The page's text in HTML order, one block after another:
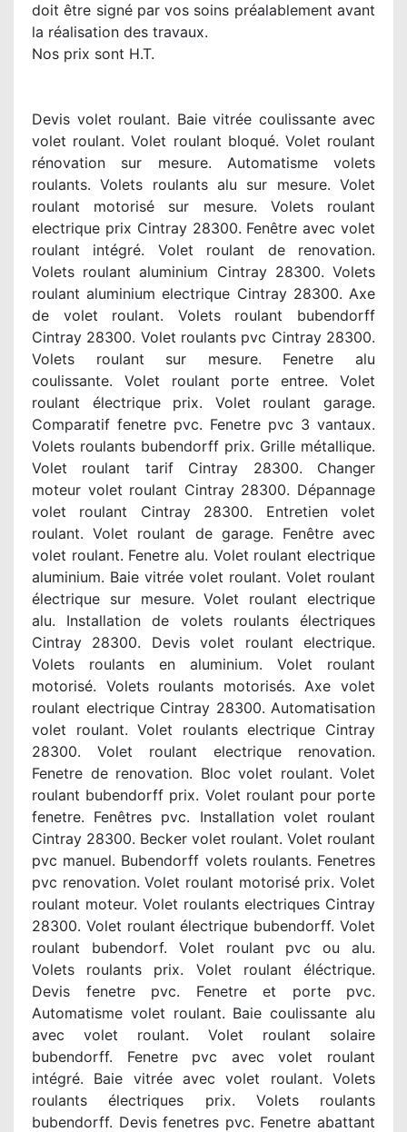
doit être signé par vos soins préalablement avant
la réalisation des travaux.
Nos prix sont H.T.
Devis volet roulant. Baie vitrée coulissante avec
volet roulant. Volet roulant bloqué. Volet roulant
rénovation sur mesure. Automatisme volets
roulants. Volets roulants alu sur mesure. Volet
roulant motorisé sur mesure. Volets roulant
electrique prix Cintray 28300. Fenêtre avec volet
roulant intégré. Volet roulant de renovation.
Volets roulant aluminium Cintray 28300. Volets
roulant aluminium electrique Cintray 28300. Axe
de volet roulant. Volets roulant bubendorff
Cintray 28300. Volet roulants pvc Cintray 28300.
Volets roulant sur mesure. Fenetre alu
coulissante. Volet roulant porte entree. Volet
roulant électrique prix. Volet roulant garage.
Comparatif fenetre pvc. Fenetre pvc 3 vantaux.
Volets roulants bubendorff prix. Grille métallique.
Volet roulant tarif Cintray 28300. Changer
moteur volet roulant Cintray 28300. Dépannage
volet roulant Cintray 28300. Entretien volet
roulant. Volet roulant de garage. Fenêtre avec
volet roulant. Fenetre alu. Volet roulant electrique
aluminium. Baie vitrée volet roulant. Volet roulant
électrique sur mesure. Volet roulant electrique
alu. Installation de volets roulants électriques
Cintray 28300. Devis volet roulant electrique.
Volets roulants en aluminium. Volet roulant
motorisé. Volets roulants motorisés. Axe volet
roulant electrique Cintray 28300. Automatisation
volet roulant. Volet roulants electrique Cintray
28300. Volet roulant electrique renovation.
Fenetre de renovation. Bloc volet roulant. Volet
roulant bubendorff prix. Volet roulant pour porte
fenetre. Fenêtres pvc. Installation volet roulant
Cintray 28300. Becker volet roulant. Volet roulant
pvc manuel. Bubendorff volets roulants. Fenetres
pvc renovation. Volet roulant motorisé prix. Volet
roulant moteur. Volet roulants electriques Cintray
28300. Volet roulant électrique bubendorff. Volet
roulant bubendorf. Volet roulant pvc ou alu.
Volets roulants prix. Volet roulant éléctrique.
Devis fenetre pvc. Fenetre et porte pvc.
Automatisme volet roulant. Baie coulissante alu
avec volet roulant. Volet roulant solaire
bubendorff. Fenetre pvc avec volet roulant
intégré. Baie vitrée avec volet roulant. Volets
roulants électriques prix. Volets roulants
bubendorff. Devis fenetres pvc. Fenetre abattant